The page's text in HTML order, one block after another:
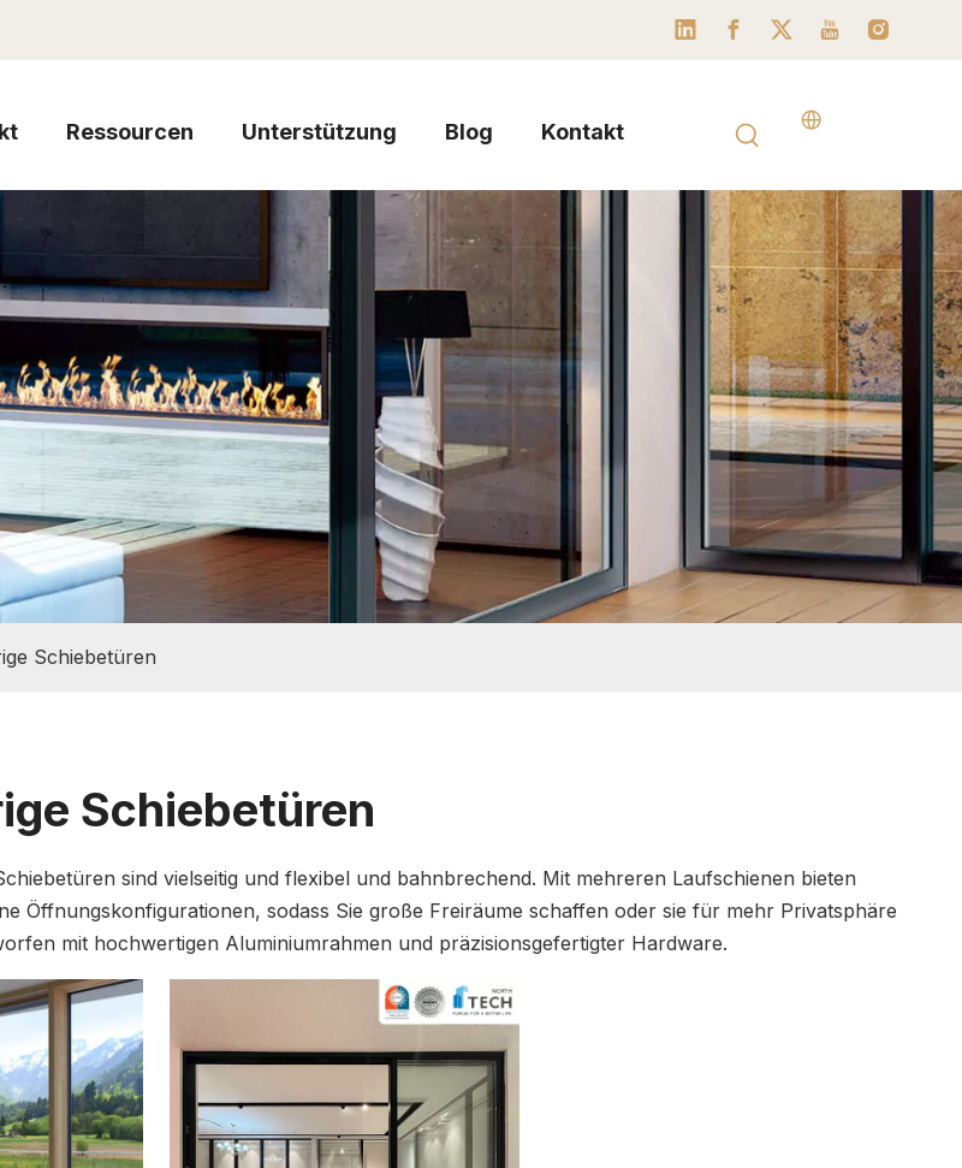
Ressourcen Unterstützung Blog Kontakt
Schiebetüren
Schiebetüren
sind vielseitig und flexibel und bahnbrechend. Mit mehreren Laufschienen bieten
Öffnungskonfigurationen, sodass Sie große Freiräume schaffen oder sie für mehr Privatsphäre
mit hochwertigen Aluminiumrahmen und präzisionsgefertigter Hardware.